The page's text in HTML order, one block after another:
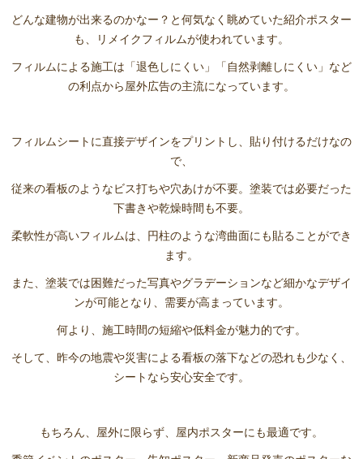
どんな建物が出来るのかなー？と何気なく眺めていた紹介ポスター
も、リメイクフィルムが使われています。
フィルムによる施工は「退色しにくい」「自然剥離しにくい」など
の利点から屋外広告の主流になっています。
フィルムシートに直接デザインをプリントし、貼り付けるだけなの
で、
従来の看板のようなビス打ちや穴あけが不要。塗装では必要だった
下書きや乾燥時間も不要。
柔軟性が高いフィルムは、円柱のような湾曲面にも貼ることができ
ます。
また、塗装では困難だった写真やグラデーションなど細かなデザイ
ンが可能となり、需要が高まっています。
何より、施工時間の短縮や低料金が魅力的です。
そして、昨今の地震や災害による看板の落下などの恐れも少なく、
シートなら安心安全です。
もちろん、屋外に限らず、屋内ポスターにも最適です。